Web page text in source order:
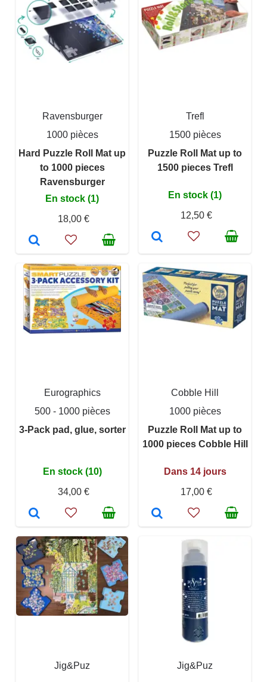
Ravensburger
1000 pièces
Hard Puzzle Roll Mat up
to 1000 pieces
Ravensburger
En stock (1)
18,00 €
Trefl
1500 pièces
Puzzle Roll Mat up to
1500 pieces Trefl
En stock (1)
12,50 €
Eurographics
500 - 1000 pièces
3-Pack pad, glue, sorter
En stock (10)
34,00 €
Cobble Hill
1000 pièces
Puzzle Roll Mat up to
1000 pieces Cobble Hill
Dans 14 jours
17,00 €
Jig&Puz Jig&Puz